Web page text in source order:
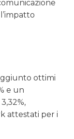
ottimi
e un
attestati per i